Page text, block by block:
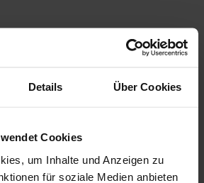
Details Über Cookies
Cookies
um Inhalte und Anzeigen zu
für soziale Medien anbieten